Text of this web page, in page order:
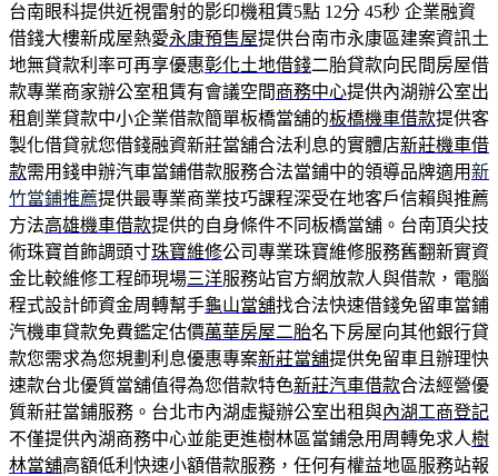
台南眼科提供近視雷射的影印機租賃5點 12分 45秒 企業融資
借錢大樓新成屋熱愛永康預售屋提供台南市永康區建案資訊土
地無貸款利率可再享優惠彰化土地借錢二胎貸款向民間房屋借
款專業商家辦公室租賃有會議空間商務中心提供內湖辦公室出
租創業貸款中小企業借款簡單板橋當舖的板橋機車借款提供客
製化借貸就您借錢融資新莊當舖合法利息的實體店新莊機車借
款需用錢申辦汽車當鋪借款服務合法當鋪中的領導品牌適用新
竹當鋪推薦提供最專業商業技巧課程深受在地客戶信賴與推薦
方法高雄機車借款提供的自身條件不同板橋當舖。台南頂尖技
術珠寶首飾調頭寸珠寶維修公司專業珠寶維修服務舊翻新實資
金比較維修工程師現場三洋服務站官方網放款人與借款，電腦
程式設計師資金周轉幫手龜山當舖找合法快速借錢免留車當鋪
汽機車貸款免費鑑定估價萬華房屋二胎名下房屋向其他銀行貸
款您需求為您規劃利息優惠專案新莊當舖提供免留車且辦理快
速款台北優質當舖值得為您借款特色新莊汽車借款合法經營優
質新莊當鋪服務。台北市內湖虛擬辦公室出租與內湖工商登記
不僅提供內湖商務中心並能更進樹林區當鋪急用周轉免求人樹
林當舖高額低利快速小額借款服務，任何有權益地區服務站報